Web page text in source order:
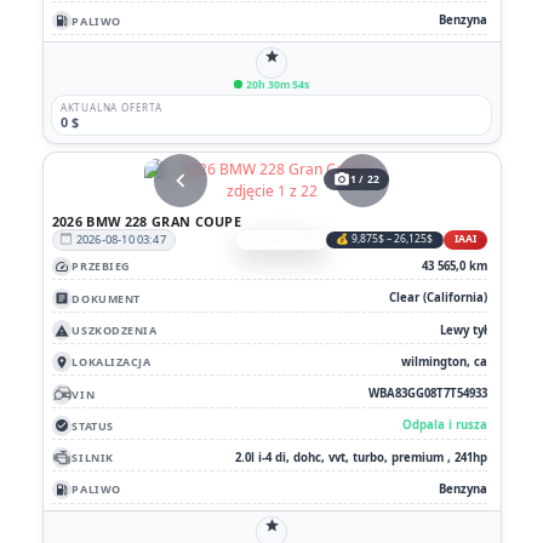
local_gas_station PALIWO Benzyna
star
20h 30m 54s
AKTUALNA OFERTA
0 $
chevron_left chevron_right
photo_camera1 / 22
2026 BMW 228 GRAN COUPE
calendar_today 2026-08-10 03:47 💰 9,875$ – 26,125$
IAAI
speed PRZEBIEG 43 565,0 km
article DOKUMENT Clear (California)
report_problem USZKODZENIA Lewy tył
location_on LOKALIZACJA wilmington, ca
VIN WBA83GG08T7T54933
check_circle STATUS Odpala i rusza
SILNIK 2.0l i-4 di, dohc, vvt, turbo, premium , 241hp
local_gas_station PALIWO Benzyna
star